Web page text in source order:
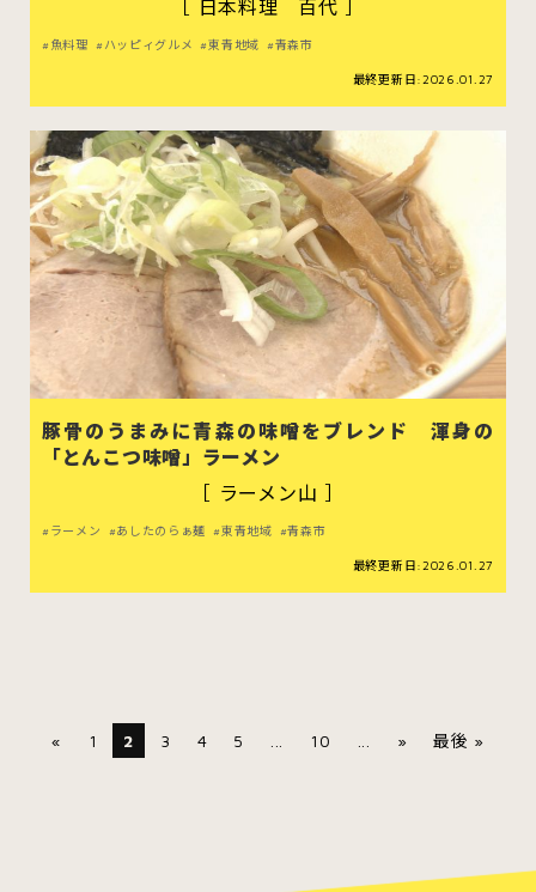
［ 日本料理 百代 ］
魚料理 ハッピィグルメ 東青地域 青森市
最終更新日:2026.01.27
豚骨のうまみに青森の味噌をブレンド 渾身の
「とんこつ味噌」ラーメン
［ ラーメン山 ］
ラーメン あしたのらぁ麺 東青地域 青森市
最終更新日:2026.01.27
« 1 2 3 4 5 10 » 最後 »